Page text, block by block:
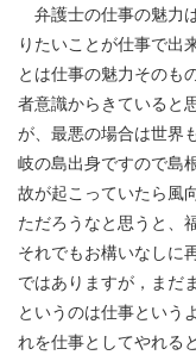
弁護士の仕事の魅力
りたいことが仕事で出
とは仕事の魅力そのも
者意識からきていると
が、最悪の場合は世界
岐の島出身ですので島
故が起こっていたら風
ただろうなと思うと、
それでもお構いなしに
ではありますが，まだ
というのは仕事という
れを仕事としてやれる